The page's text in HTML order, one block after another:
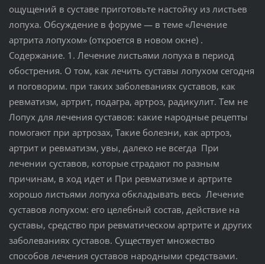
ощущений в суставе приготовьте настойку из листьев
лопуха. Обсуждение в форуме — в теме «Лечение
артрита лопухом» (откроется в новом окне) .
Содержание. 1. Лечение листьями лопуха в период
обострения. О том, как лечить суставы лопухом сегодня
и поговорим. при таких заболеваниях суставов, как
ревматизм, артрит, подагра, артроз, радикулит. Тем не
Лопух для лечения суставов: какие народные рецепты
помогают при артрозах, Такие болезни, как артроз,
артрит и ревматизм, увы, далеко не всегда При
лечении суставов, которые страдают по разным
причинам, в ход идет и При ревматизме и артрите
хорошо листьями лопуха обкладывать весь Лечение
суставов лопухом: его целебный состав, действие на
суставы, средство при ревматическом артрите и других
заболеваниях суставов. Существует множество
способов лечения суставов народными средствами.